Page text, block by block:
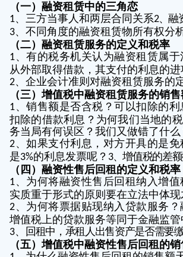
（一）融资租赁中的三角恋
1、三方当事人和两层合同关系2、融
3、不同角度的融资租赁物所有权分
（二）融资租赁服务的定义和税率
1、有的税务机关认为融资租赁属
从外部取得借款，其支付的利息的
2、企业会计准则对融资租赁服务的
（三）增值税中融资租赁服务的销
1、销售额是否含税？可以扣除的
扣除的借款利息？为何我们当地的
务当局有何误区？我们又做错了什么
2、如果支付利息，对方开具的是
是3%的利息发票呢？ 3、增值税的差
（四）融资性售后回租的定义和税率
1、为何将融资性售后回租纳入增
实质重于形式的原则要在立法中体
2、为何将票据贴现纳入贷款服务
增值税上的贷款服务等同于金融监管
3、
回租中，承租人出售资产是否需要
（五）增值税中融资性售后回租的